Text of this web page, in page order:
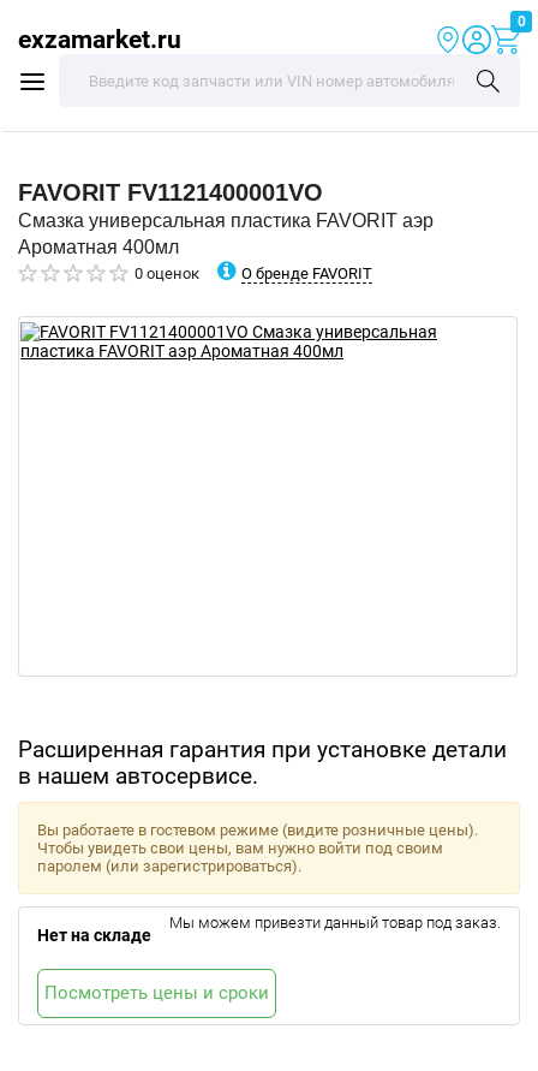
exzamarket.ru
0
FAVORIT FV1121400001VO
Смазка универсальная пластика FAVORIT аэр
Ароматная 400мл
0 оценок О бренде FAVORIT
Расширенная гарантия при установке детали
в нашем автосервисе.
Вы работаете в гостевом режиме (видите розничные цены).
Чтобы увидеть свои цены, вам нужно войти под своим
паролем (или зарегистрироваться).
Нет на складе
Мы можем привезти данный товар под заказ.
Посмотреть цены и сроки